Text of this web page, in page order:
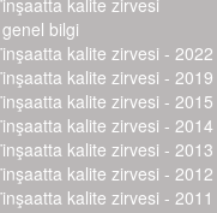
i̇nşaatta kalite zirvesi
genel bilgi
i̇nşaatta kalite zirvesi - 2022
i̇nşaatta kalite zirvesi - 2019
i̇nşaatta kalite zirvesi - 2015
i̇nşaatta kalite zirvesi - 2014
i̇nşaatta kalite zirvesi - 2013
i̇nşaatta kalite zirvesi - 2012
i̇nşaatta kalite zirvesi - 2011